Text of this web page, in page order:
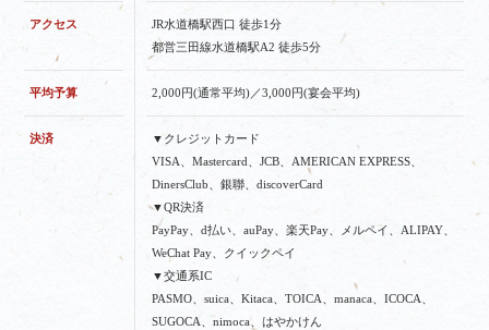
アクセス
JR水道橋駅西口 徒歩1分
都営三田線水道橋駅A2 徒歩5分
平均予算 2,000円(通常平均)／3,000円(宴会平均)
決済
▼クレジットカード
VISA、Mastercard、JCB、AMERICAN EXPRESS、
DinersClub、銀聯、discoverCard
▼QR決済
PayPay、d払い、auPay、楽天Pay、メルペイ、ALIPAY、
WeChat Pay、クイックペイ
▼交通系IC
PASMO、suica、Kitaca、TOICA、manaca、ICOCA、
SUGOCA、nimoca、はやかけん